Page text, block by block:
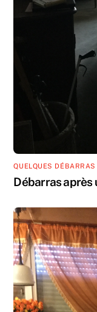
QUELQUES
Débarras après